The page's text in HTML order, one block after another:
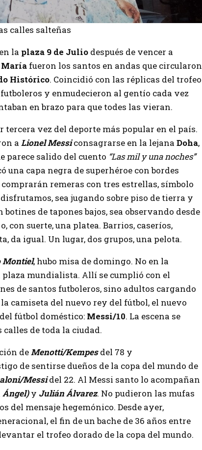
calles salteñas
la plaza 9 de Julio después de vencer a
fueron los santos en andas que circularon
Histórico. Coincidió con las réplicas del trofeo
y enmudecieron al gentío cada vez
en brazo para que todes las vieran.
tercera vez del deporte más popular en el país.
a Lionel Messiconsagrarse en la lejana Doha,
parece salido del cuento “Las mil y una noches”
una capa negra de superhéroe con bordes
comprarán remeras con tres estrellas, símbolo
sea jugando sobre piso de tierra y
de tapones bajos, sea observando desde
con suerte, una platea. Barrios, caseríos,
da igual. Un lugar, dos grupos, una pelota.
Montiel, hubo misa de domingo. No en la
plaza mundialista. Allí se cumplió con el
de santos futboleros, sino adultos cargando
camiseta del nuevo rey del fútbol, el nuevo
fútbol doméstico: Messi/10. La escena se
de toda la ciudad.
deMenotti/Kempesdel 78 y
de sentirse dueños de la copa del mundo de
Messidel 22. Al Messi santo lo acompañan
Ángel)y Julián Álvarez. No pudieron las mufas
del mensaje hegemónico. Desde ayer,
el fin de un bache de 36 años entre
el trofeo dorado de la copa del mundo.